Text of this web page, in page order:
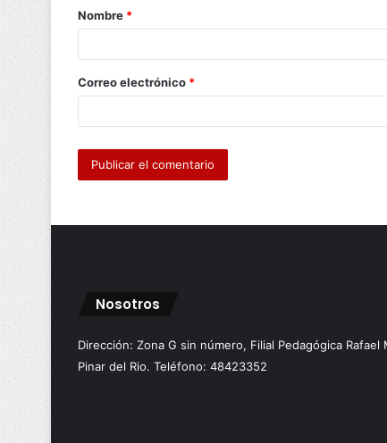
r
*
Nombre *
Correo electrónico *
Nosotros
Dirección: Zona G sin número, Filial Pedagógica
Pinar del Rio. Teléfono: 48423352